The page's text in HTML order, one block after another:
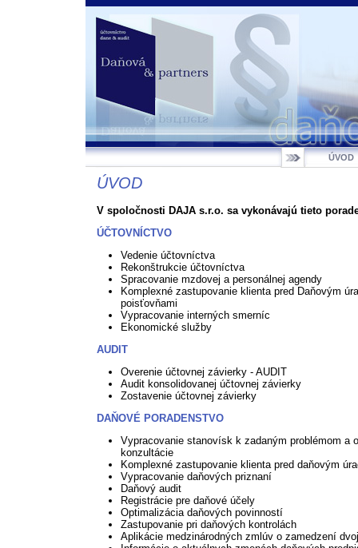
ÚVOD
ÚVOD
V spoločnosti DAJA s.r.o. sa vykonávajú tieto
ÚČTOVNÍCTVO
Vedenie účtovníctva
Rekonštrukcie účtovníctva
Spracovanie mzdovej a personálnej agendy
Komplexné zastupovanie klienta pred Daňovým
poisťovňami
Vypracovanie interných smerníc
Ekonomické služby
AUDIT
Overenie účtovnej závierky - AUDIT
Audit konsolidovanej účtovnej závierky
Zostavenie účtovnej závierky
DAŇOVÉ PORADENSTVO
Vypracovanie stanovísk k zadaným problémom a
konzultácie
Komplexné zastupovanie klienta pred daňovým
Vypracovanie daňových priznaní
Daňový audit
Registrácie pre daňové účely
Optimalizácia daňových povinností
Zastupovanie pri daňových kontrolách
Aplikácie medzinárodných zmlúv o zamedzení